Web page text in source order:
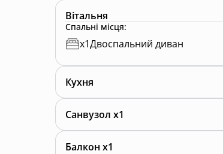
Вітальня
Спальні місця:
x1Двоспальний диван
Кухня
Санвузол x1
Балкон x1